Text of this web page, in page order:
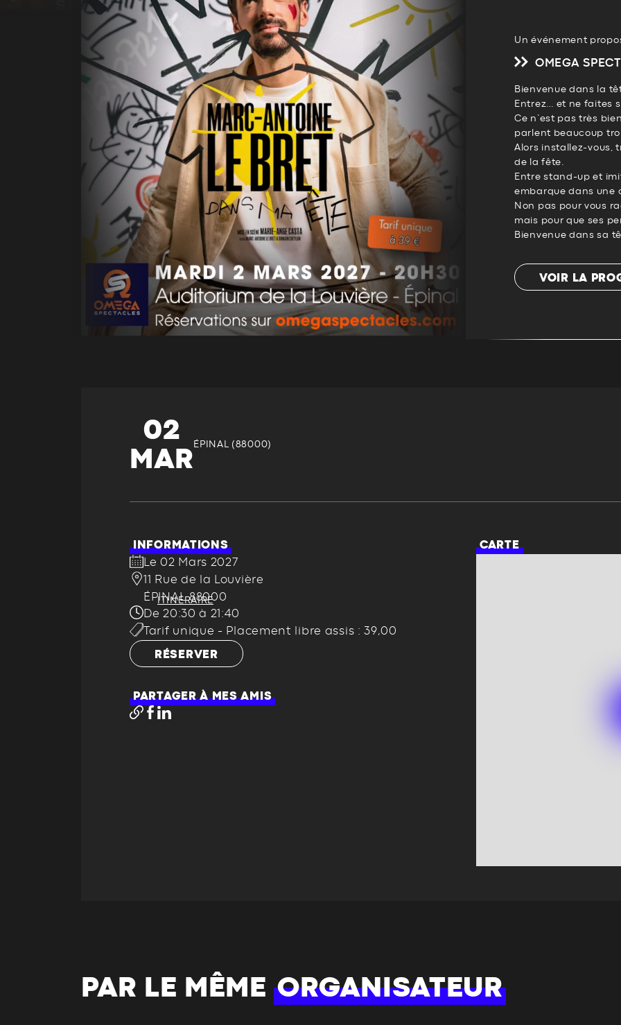
Un événement
OMEGA
Bienvenue dans la
Entrez… et ne faites
Ce n’est pas très
parlent beaucoup
Alors installez-vous,
de la fête.
Entre stand-up et
embarque dans une
Non pas pour vous
mais pour que ses
Bienvenue dans sa
VOIR LA
02
MAR ÉPINAL (88000)
INFORMATIONS
Le 02 Mars 2027
11 Rue de la Louvière
ÉPINAL 88000
ITINÉRAIRE
De 20:30 à 21:40
Tarif unique - Placement libre assis : 39,00
RÉSERVER
PARTAGER À MES AMIS
CARTE
PAR LE MÊMEORGANISATEUR